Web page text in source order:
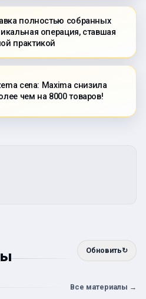
полностью собранных
операция, ставшая
практикой
cena: Maxima снизила
чем на 8000 товаров!
Обновить↻
Все материалы →